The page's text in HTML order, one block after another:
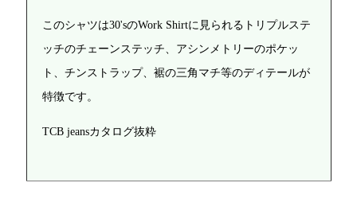
このシャツは30'sのWork Shirtに見られるトリプルステ
ッチのチェーンステッチ、アシンメトリーのポケッ
ト、チンストラップ、裾の三角マチ等のディテールが
特徴です。
TCB jeansカタログ抜粋